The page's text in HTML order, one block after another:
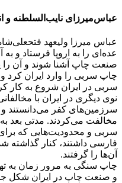
عباس‌میرزای نایب‌السلطنه و
عباس میرزا ولیعهد
عده‌‌ای را به اروپا فرستاد و به
صنعت چاپ آشنا شوند و آن را
چاپ سربی را وارد ایران کرد
سربی در ایران شروع به کار
نوی دیگری در ایران با
سرزمین‌های کفر می‌دانستند و
مخالفت می‌کردند. مدتی بعد
سربی و محدودیت‌هایی که
فارسی داشتند، کنار
آن‌ها را گرفتند.
چاپ سنگی به مرور زمان به
و صنعت چاپ در ایران شکل